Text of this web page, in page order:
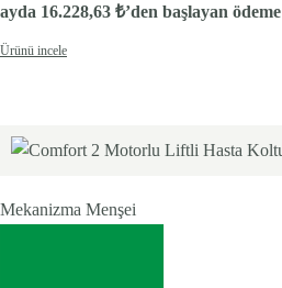
ayda 16.228,63 ₺’den başlayan ödeme
Ürünü incele
Mekanizma Menşei